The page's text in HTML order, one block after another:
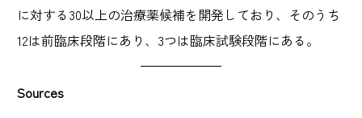
に対する30以上の治療薬候補を開発しており、そのうち
12は前臨床段階にあり、3つは臨床試験段階にある。
Sources